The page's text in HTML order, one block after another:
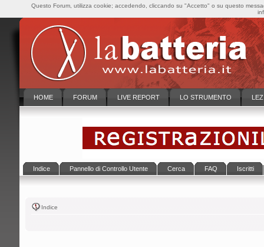
HOME FORUM LIVE REPORT LO STRUMENTO
Indice Pannello di Controllo Utente Cerca FAQ Iscritti
Indice
Questo Forum, utilizza cookie; accedendo, cliccando su "Accetto" o su questo